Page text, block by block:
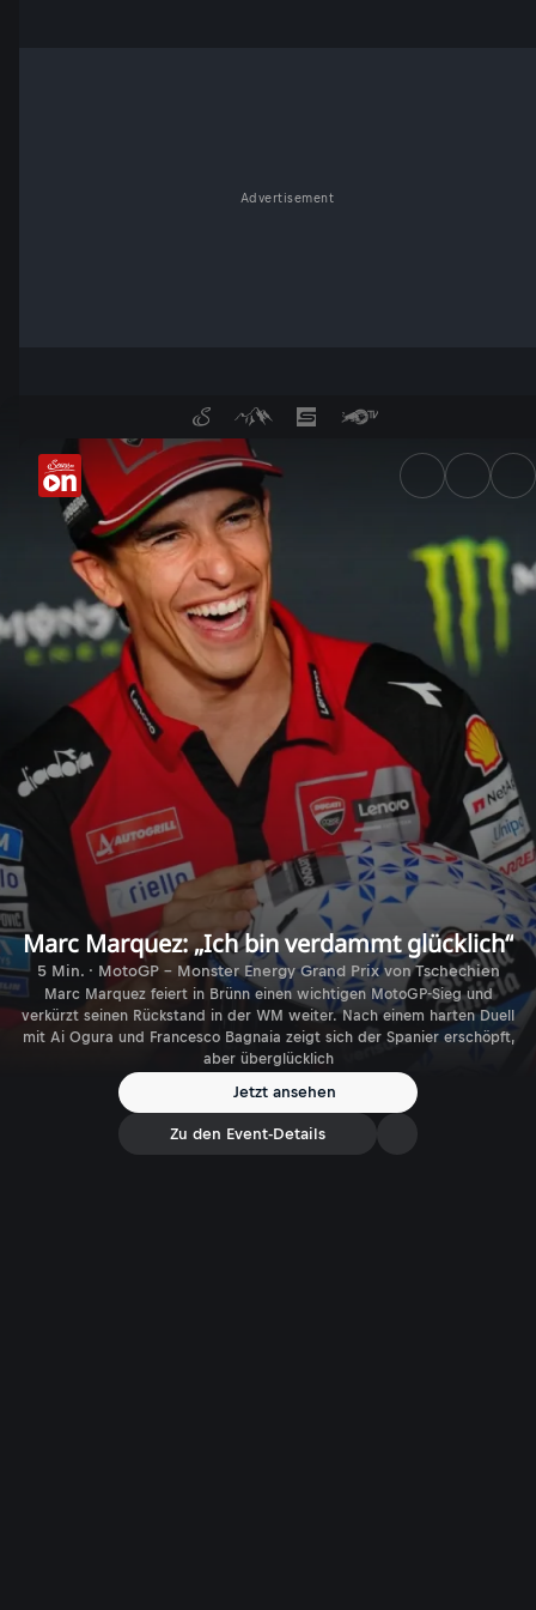
Advertisement
Marc Marquez: „Ich bin
Marc Marquez: „Ich bin verdammt glücklich“
5 Min. · MotoGP - Monster Energy Grand Prix von Tschechien
Marc Marquez feiert in Brünn einen wichtigen MotoGP-Sieg und
verkürzt seinen Rückstand in der WM weiter. Nach einem harten Duell
mit Ai Ogura und Francesco Bagnaia zeigt sich der Spanier erschöpft,
aber überglücklich
Jetzt ansehen
Zu den Event-Details